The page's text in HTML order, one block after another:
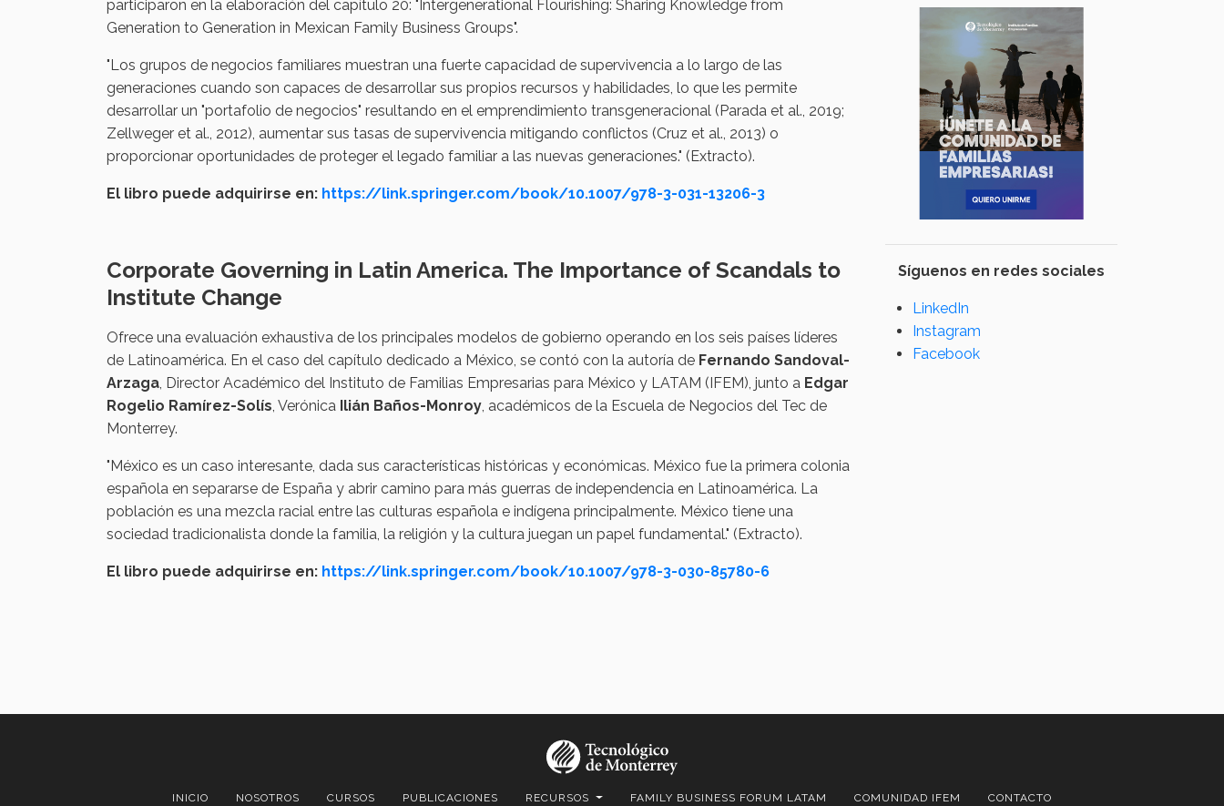
participaron en la elaboración del capítulo 20: "Intergenerational Flourishing: Sharing Knowledge from
Generation to Generation in Mexican Family Business Groups".
"Los grupos de negocios familiares muestran una fuerte capacidad de supervivencia a lo largo de las
generaciones cuando son capaces de desarrollar sus propios recursos y habilidades, lo que les permite
desarrollar un "portafolio de negocios" resultando en el emprendimiento transgeneracional (Parada et al., 2019;
Zellweger et al., 2012), aumentar sus tasas de supervivencia mitigando conflictos (Cruz et al., 2013) o
proporcionar oportunidades de proteger el legado familiar a las nuevas generaciones." (Extracto).
El libro puede adquirirse en: https://link.springer.com/book/10.1007/978-3-031-13206-3
Corporate Governing in Latin America. The Importance of Scandals to
Institute Change
Ofrece una evaluación exhaustiva de los principales modelos de gobierno operando en los seis países líderes
de Latinoamérica. En el caso del capítulo dedicado a México, se contó con la autoría de Fernando Sandoval-
Arzaga, Director Académico del Instituto de Familias Empresarias para México y LATAM (IFEM), junto a Edgar
Rogelio Ramírez-Solís, Verónica Ilián Baños-Monroy, académicos de la Escuela de Negocios del Tec de
Monterrey.
"México es un caso interesante, dada sus características históricas y económicas. México fue la primera colonia
española en separarse de España y abrir camino para más guerras de independencia en Latinoamérica. La
población es una mezcla racial entre las culturas española e indígena principalmente. México tiene una
sociedad tradicionalista donde la familia, la religión y la cultura juegan un papel fundamental." (Extracto).
El libro puede adquirirse en: https://link.springer.com/book/10.1007/978-3-030-85780-6
Síguenos en redes sociales
LinkedIn
Instagram
Facebook
INICIO NOSOTROS CURSOS PUBLICACIONES RECURSOS FAMILY BUSINESS FORUM LATAM COMUNIDAD IFEM CONTACTO